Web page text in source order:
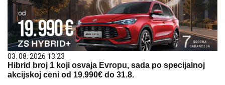
03. 08. 2026 13:23
Hibrid broj 1 koji osvaja Evropu, sada po specijalnoj
akcijskoj ceni od 19.990€ do 31.8.